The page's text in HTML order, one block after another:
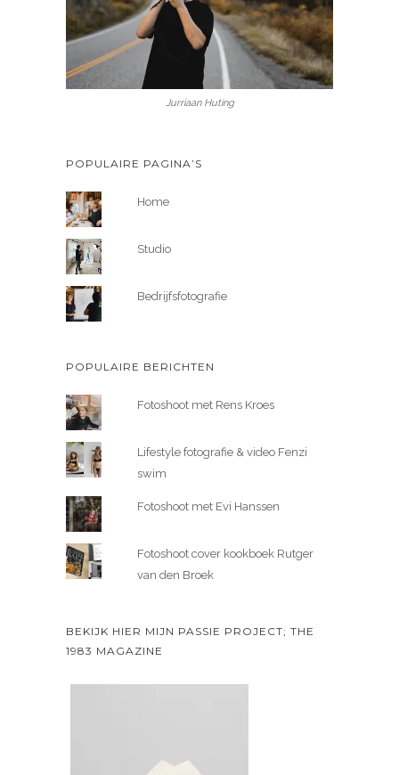
Jurriaan Huting
POPULAIRE PAGINA’S
Home
Studio
Bedrijfsfotografie
POPULAIRE BERICHTEN
Fotoshoot met Rens Kroes
Lifestyle fotografie & video Fenzi
swim
Fotoshoot met Evi Hanssen
Fotoshoot cover kookboek Rutger
van den Broek
BEKIJK HIER MIJN PASSIE PROJECT; THE
1983 MAGAZINE